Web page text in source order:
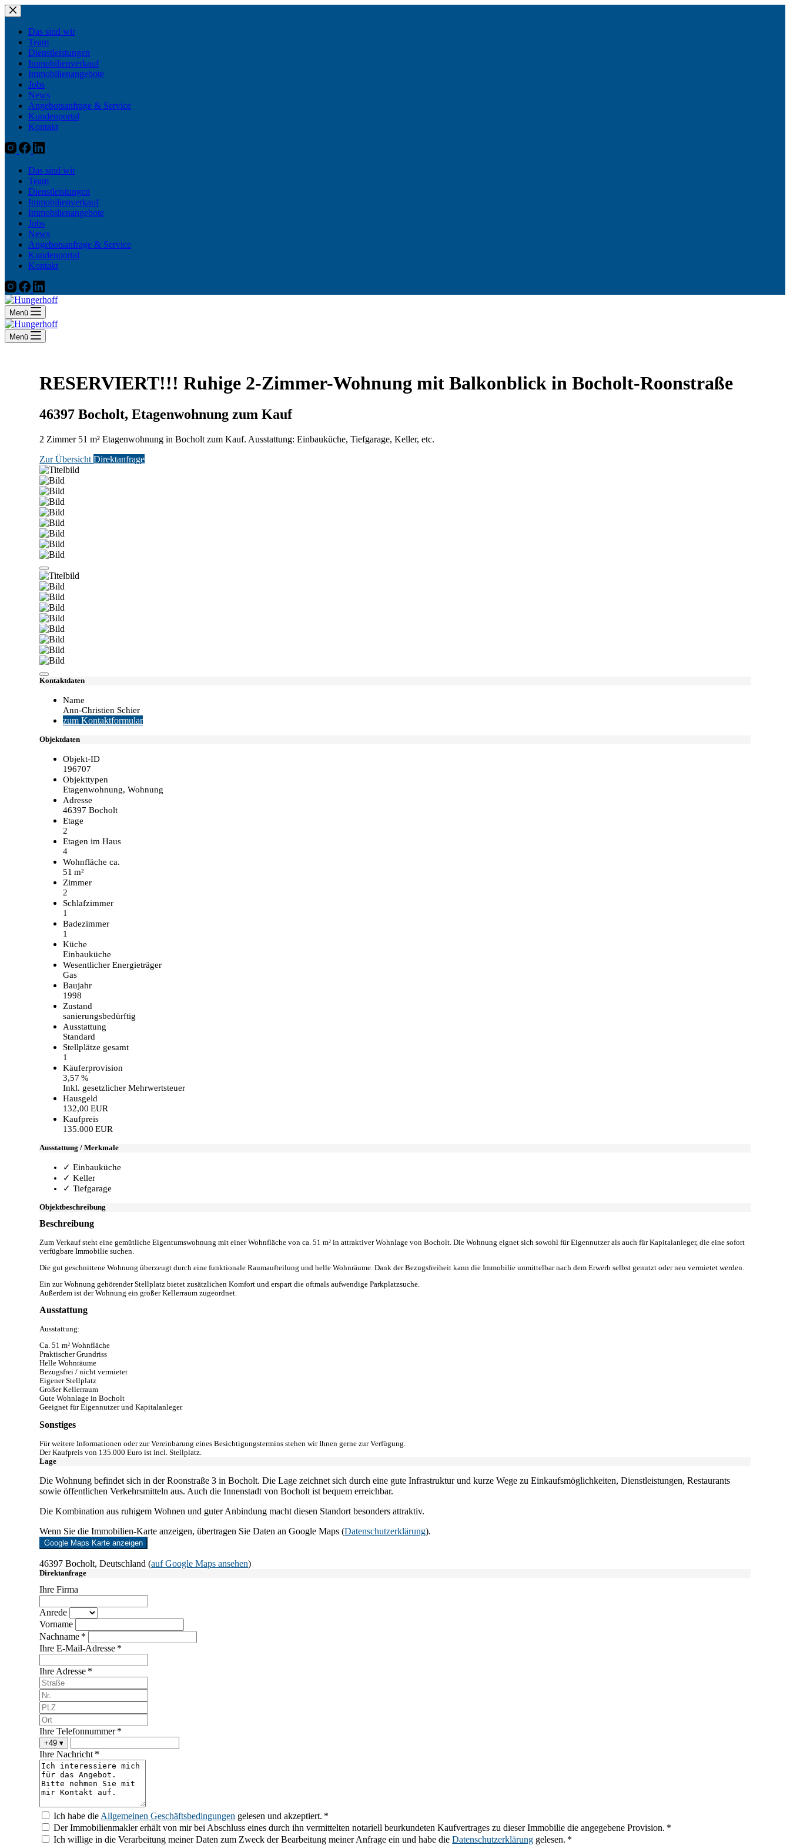
Zum
Inhalt
springenDas sind wir
Team
Dienstleistungen
Immobilienverkauf
Immobilienangebote
Jobs
News
Angebotsanfrage & Service
Kundenportal
Kontakt
Das sind wir
Team
Dienstleistungen
Immobilienverkauf
Immobilienangebote
Jobs
News
Angebotsanfrage & Service
Kundenportal
Kontakt
Menü
Menü
RESERVIERT!!! Ruhige 2-Zimmer-Wohnung mit Balkonblick in Bocholt-Roonstraße
46397 Bocholt, Etagenwohnung zum Kauf
2 Zimmer 51 m² Etagenwohnung in Bocholt zum Kauf. Ausstattung: Einbauküche, Tiefgarage, Keller, etc.
Zur ÜbersichtDirektanfrage
Kontaktdaten
Name
Ann-Christien Schier
zum Kontaktformular
Objektdaten
Objekt-ID
196707
Objekttypen
Etagenwohnung, Wohnung
Adresse
46397 Bocholt
Etage
2
Etagen im Haus
4
Wohnfläche ca.
51 m²
Zimmer
2
Schlafzimmer
1
Badezimmer
1
Küche
Einbauküche
Wesentlicher Energieträger
Gas
Baujahr
1998
Zustand
sanierungsbedürftig
Ausstattung
Standard
Stellplätze gesamt
1
Käufer­provision
3,57 %
Inkl. gesetzlicher Mehrwertsteuer
Hausgeld
132,00 EUR
Kaufpreis
135.000 EUR
Ausstattung / Merkmale
✓ Einbauküche
✓ Keller
✓ Tiefgarage
Objekt­beschreibung
Beschreibung
Zum Verkauf steht eine gemütliche Eigentumswohnung mit einer Wohnfläche von ca. 51 m² in attraktiver Wohnlage von Bocholt. Die Wohnung eignet sich sowohl für Eigennutzer als auch für Kapitalanleger, die eine sofort
verfügbare Immobilie suchen.
Die gut geschnittene Wohnung überzeugt durch eine funktionale Raumaufteilung und helle Wohnräume. Dank der Bezugsfreiheit kann die Immobilie unmittelbar nach dem Erwerb selbst genutzt oder neu vermietet werden.
Ein zur Wohnung gehörender Stellplatz bietet zusätzlichen Komfort und erspart die oftmals aufwendige Parkplatzsuche.
Außerdem ist der Wohnung ein großer Kellerraum zugeordnet.
Ausstattung
Ausstattung:
Ca. 51 m² Wohnfläche
Praktischer Grundriss
Helle Wohnräume
Bezugsfrei / nicht vermietet
Eigener Stellplatz
Großer Kellerraum
Gute Wohnlage in Bocholt
Geeignet für Eigennutzer und Kapitalanleger
Sonstiges
Für weitere Informationen oder zur Vereinbarung eines Besichtigungstermins stehen wir Ihnen gerne zur Verfügung.
Der Kaufpreis von 135.000 Euro ist incl. Stellplatz.
Lage
Die Wohnung befindet sich in der Roonstraße 3 in Bocholt. Die Lage zeichnet sich durch eine gute Infrastruktur und kurze Wege zu Einkaufsmöglichkeiten, Dienstleistungen, Restaurants
sowie öffentlichen Verkehrsmitteln aus. Auch die Innenstadt von Bocholt ist bequem erreichbar.
Die Kombination aus ruhigem Wohnen und guter Anbindung macht diesen Standort besonders attraktiv.
Wenn Sie die Immobilien-Karte anzeigen, übertragen Sie Daten an Google Maps (Datenschutzerklärung).
Google Maps Karte anzeigen
46397 Bocholt, Deutschland (auf Google Maps ansehen)
Direktanfrage
Ihre Firma
Anrede
Vorname
Nachname *
Ihre E-Mail-Adresse *
Ihre Adresse *
Ihre Telefonnummer *
+49 ▾
Ihre Nachricht *
Ich habe die Allgemeinen Geschäftsbedingungen gelesen und akzeptiert. *
Der Immobilienmakler erhält von mir bei Abschluss eines durch ihn vermittelten notariell beurkundeten Kaufvertrages zu dieser Immobilie die angegebene Provision. *
Ich willige in die Verarbeitung meiner Daten zum Zweck der Bearbeitung meiner Anfrage ein und habe dieDatenschutzerklärung gelesen. *